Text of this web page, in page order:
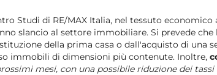
Studi di RE/MAX Italia, nel tessuto
slancio al settore immobiliare. Si prevede che
della prima casa o dall'acquisto di una
immobili di dimensioni più contenute. Inoltre,
mesi, con una possibile riduzione dei tassi